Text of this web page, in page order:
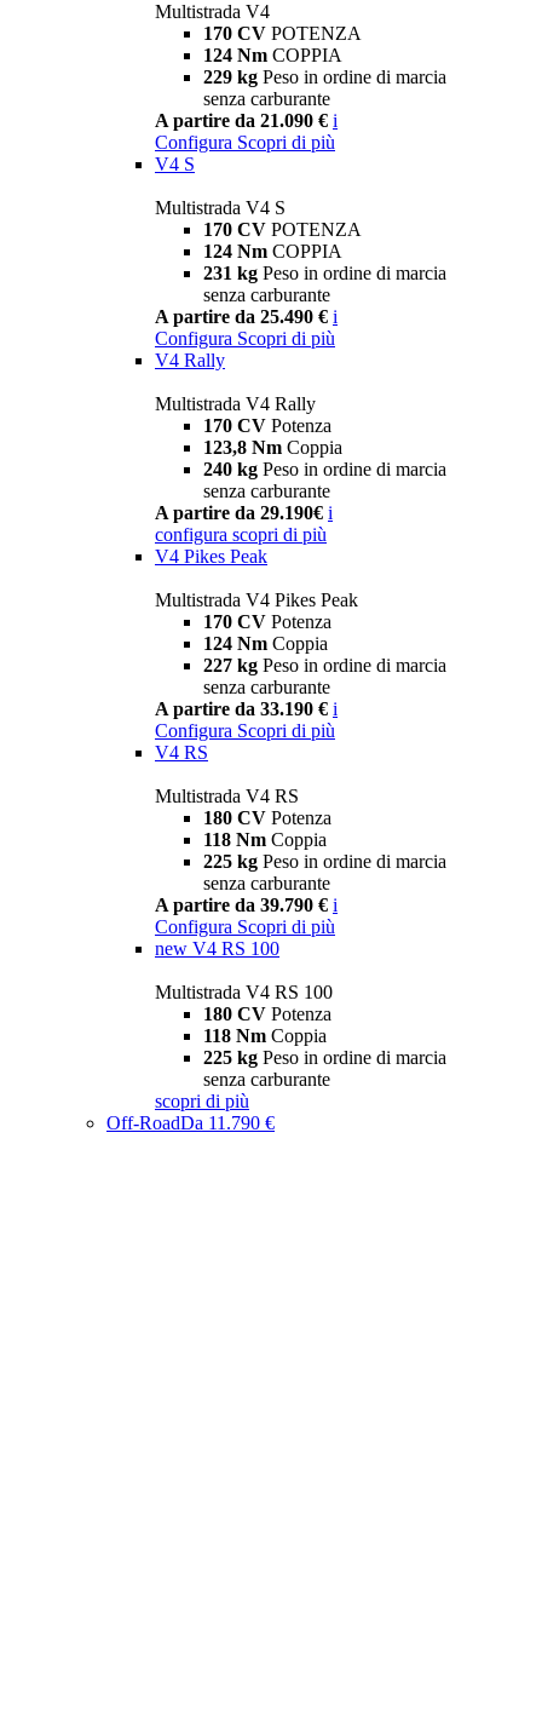
Multistrada V4
170 CV POTENZA
124 Nm COPPIA
229 kg Peso in ordine di marcia
senza carburante
A partire da 21.090 € i
Configura Scopri di più
V4 S
Multistrada V4 S
170 CV POTENZA
124 Nm COPPIA
231 kg Peso in ordine di marcia
senza carburante
A partire da 25.490 € i
Configura Scopri di più
V4 Rally
Multistrada V4 Rally
170 CV Potenza
123,8 Nm Coppia
240 kg Peso in ordine di marcia
senza carburante
A partire da 29.190€ i
configura scopri di più
V4 Pikes Peak
Multistrada V4 Pikes Peak
170 CV Potenza
124 Nm Coppia
227 kg Peso in ordine di marcia
senza carburante
A partire da 33.190 € i
Configura Scopri di più
V4 RS
Multistrada V4 RS
180 CV Potenza
118 Nm Coppia
225 kg Peso in ordine di marcia
senza carburante
A partire da 39.790 € i
Configura Scopri di più
new V4 RS 100
Multistrada V4 RS 100
180 CV Potenza
118 Nm Coppia
225 kg Peso in ordine di marcia
senza carburante
scopri di più
Off-RoadDa 11.790 €